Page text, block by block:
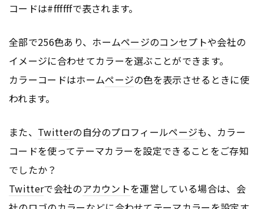
コードは#ffffffで表されます。
全部で256色あり、ホームページのコンセプトや会社の
イメージに合わせてカラーを選ぶことができます。
カラーコードはホームページの色を表示させるときに使
われます。
また、 Twitterの自分のプロフィールページも、カラー
コードを使ってテーマカラーを設定できることをご存知
でしたか？
Twitterで会社のアカウントを運営している場合は、会